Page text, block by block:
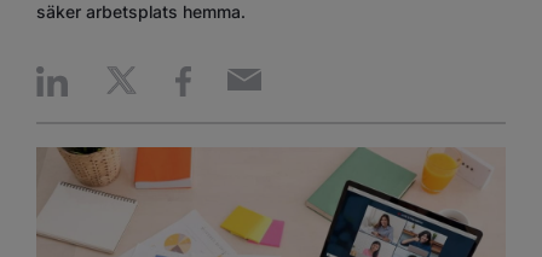
säker arbetsplats hemma.